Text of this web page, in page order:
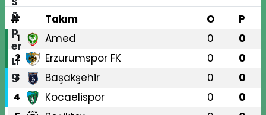
#
Takım O P
1 Amed 0 0
2 Erzurumspor FK 0 0
3 Başakşehir 0 0
4 Kocaelispor 0 0